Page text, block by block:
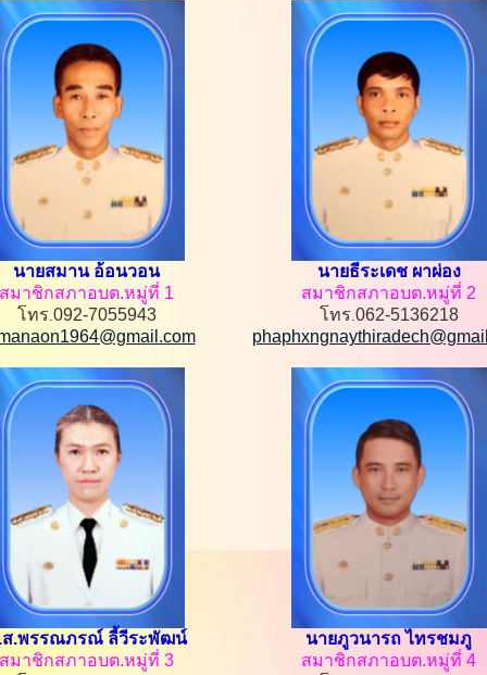
นายสมาน อ้อนวอน
สมาชิกสภาอบต.หมู่ที่ 1
โทร 092-7055943
นายธีระเดช ผาผ่อง
สมาชิกสภาอบต.หมู่ที่ 2
โทร 062-5136218
ส.พรรณภรณ์ ลี้วีระพัฒน์
สมาชิกสภาอบต.หมู่ที่ 3
นายภูวนารถ ไทรชมภู
สมาชิกสภาอบต.หมู่ที่ 4